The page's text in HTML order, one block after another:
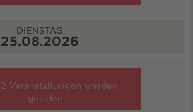
DIENSTAG
25.08.2026
2 Veranstaltungen werden
geladen